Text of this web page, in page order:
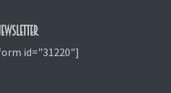
id="31220"]